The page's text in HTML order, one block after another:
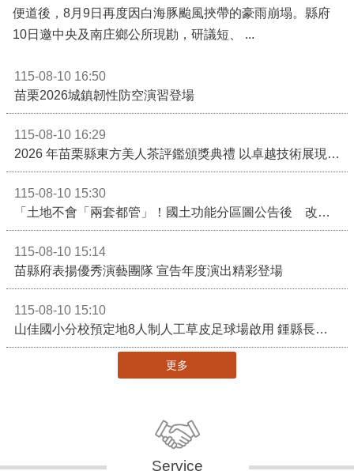
便道後，8月9日再度因白海豚颱風挾帶的豪雨崩塌。縣府
10日邀中央及南庄鄉公所現勘，研議短、 ...
115-08-10 16:50
苗栗2026城鎮韌性防空演習登場
115-08-10 16:29
2026 年苗栗縣東方美人茶評鑑頒獎典禮 以卓越技術展現頂尖製茶實力！
115-08-10 15:30
「土地不會「兩套都管」！國土功能分區圖公告後 改依《國土計畫法》管制」
115-08-10 15:14
苗縣府表揚優秀演藝團隊 宣告年度演出精彩登場
115-08-10 15:10
山佳國小分校預定地8人制人工草皮足球場啟用 鍾縣長期勉帶動苗栗足球運動有更亮眼成績
更多